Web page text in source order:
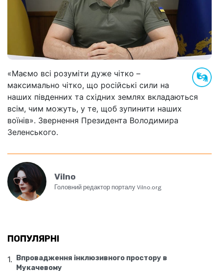
«Маємо всі розуміти дуже чітко –
максимально чітко, що російські сили на
наших південних та східних землях вкладаються
всім, чим можуть, у те, щоб зупинити наших
воїнів». Звернення Президента Володимира
Зеленського.
Vilno
Головний редактор порталу Vilno.org
ПОПУЛЯРНІ
Впровадження інклюзивного простору в
Мукачевому